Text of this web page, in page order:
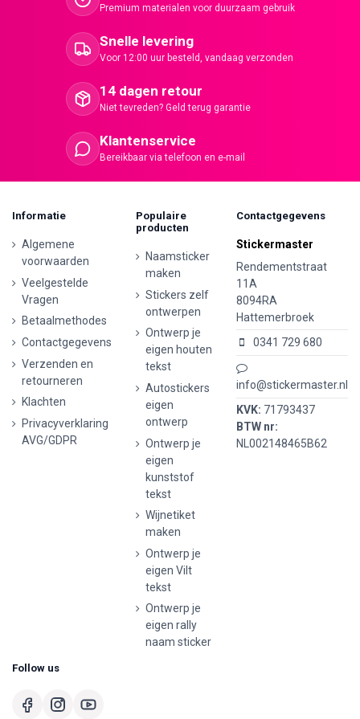
Premium materialen voor duurzaam gebruik
Snelle levering
Voor 12:00 uur besteld, vandaag verzonden
14 dagen retour
Niet tevreden? Geld terug garantie
Klantenservice
Bereikbaar via telefoon en e-mail
Informatie
Algemene
voorwaarden
Veelgestelde
Vragen
Betaalmethodes
Contactgegevens
Verzenden en
retourneren
Klachten
Privacyverklaring
AVG/GDPR
Populaire
producten
Naamsticker
maken
Stickers zelf
ontwerpen
Ontwerp je
eigen houten
tekst
Autostickers
eigen
ontwerp
Ontwerp je
eigen
kunststof
tekst
Wijnetiket
maken
Ontwerp je
eigen Vilt
tekst
Ontwerp je
eigen rally
naam sticker
Contactgegevens
Stickermaster
Rendementstraat
11A
8094RA
Hattemerbroek
0341 729 680
info@stickermaster.nl
KVK: 71793437
BTW nr:
NL002148465B62
Follow us